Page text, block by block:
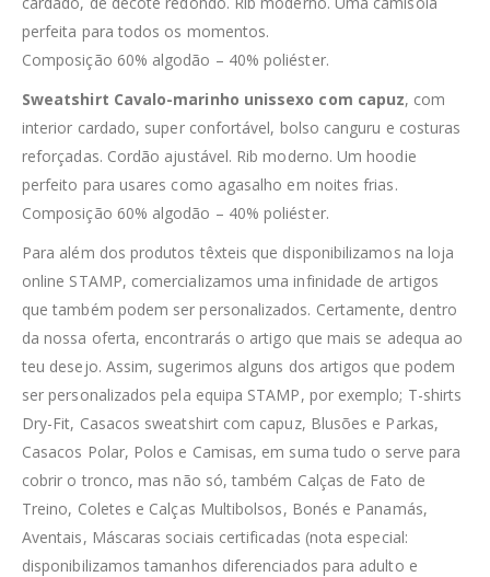
perfeita para todos os momentos.
Composição 60% algodão – 40% poliéster.
Sweatshirt Cavalo-marinho unissexo com capuz, com
interior cardado, super confortável, bolso canguru e costuras
reforçadas. Cordão ajustável. Rib moderno. Um hoodie
perfeito para usares como agasalho em noites frias.
Composição 60% algodão – 40% poliéster.
Para além dos produtos têxteis que disponibilizamos na loja
online STAMP, comercializamos uma infinidade de artigos
que também podem ser personalizados. Certamente, dentro
da nossa oferta, encontrarás o artigo que mais se adequa ao
teu desejo. Assim, sugerimos alguns dos artigos que podem
ser personalizados pela equipa STAMP, por exemplo; T-shirts
Dry-Fit, Casacos sweatshirt com capuz, Blusões e Parkas,
Casacos Polar, Polos e Camisas, em suma tudo o serve para
cobrir o tronco, mas não só, também Calças de Fato de
Treino, Coletes e Calças Multibolsos, Bonés e Panamás,
Aventais, Máscaras sociais certificadas (nota especial:
disponibilizamos tamanhos diferenciados para adulto e